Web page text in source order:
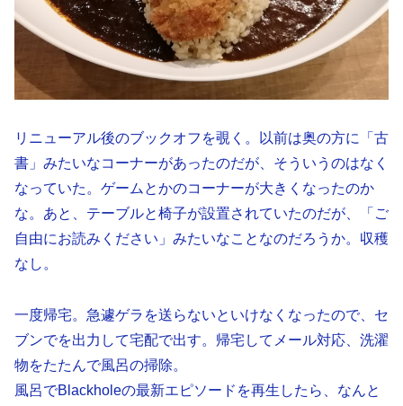
リニューアル後のブックオフを覗く。以前は奥の方に「古
書」みたいなコーナーがあったのだが、そういうのはなく
なっていた。ゲームとかのコーナーが大きくなったのか
な。あと、テーブルと椅子が設置されていたのだが、「ご
自由にお読みください」みたいなことなのだろうか。収穫
なし。
一度帰宅。急遽ゲラを送らないといけなくなったので、セ
ブンでを出力して宅配で出す。帰宅してメール対応、洗濯
物をたたんで風呂の掃除。
風呂でBlackholeの最新エピソードを再生したら、なんと